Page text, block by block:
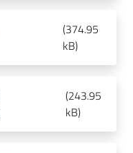
(374.95
kB)
(243.95
kB)